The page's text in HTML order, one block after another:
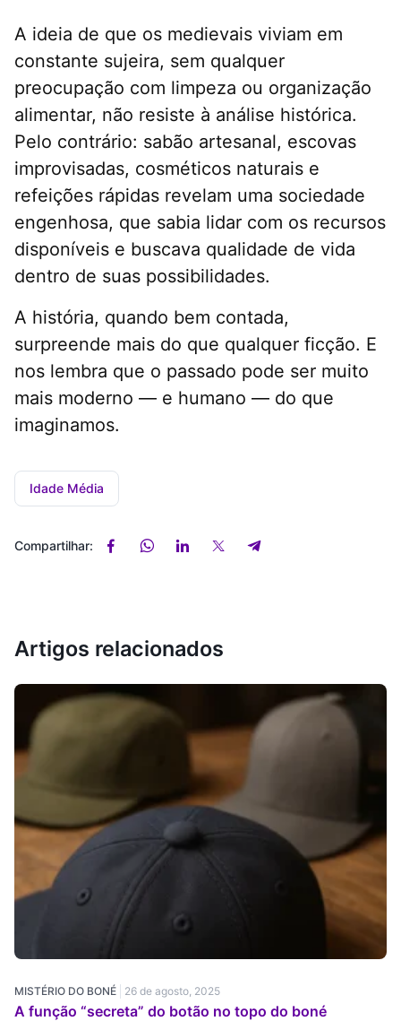
A ideia de que os medievais viviam em
constante sujeira, sem qualquer
preocupação com limpeza ou organização
alimentar, não resiste à análise histórica.
Pelo contrário: sabão artesanal, escovas
improvisadas, cosméticos naturais e
refeições rápidas revelam uma sociedade
engenhosa, que sabia lidar com os recursos
disponíveis e buscava qualidade de vida
dentro de suas possibilidades.
A história, quando bem contada,
surpreende mais do que qualquer ficção. E
nos lembra que o passado pode ser muito
mais moderno — e humano — do que
imaginamos.
Idade Média
Compartilhar:
Artigos relacionados
MISTÉRIO DO BONÉ 26 de agosto, 2025
A função “secreta” do botão no topo do boné